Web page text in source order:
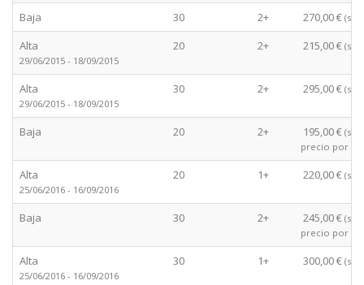
Baja 30 2+ 270,00 €
Alta
29/06/2015 - 18/09/2015
20 2+ 215,00 €
Alta
29/06/2015 - 18/09/2015
30 2+ 295,00 €
Baja 20 2+ 195,00 €
precio por
Alta
25/06/2016 - 16/09/2016
20 1+ 220,00 €
Baja 30 2+ 245,00 €
precio por
Alta
25/06/2016 - 16/09/2016
30 1+ 300,00 €